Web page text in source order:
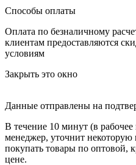
Способы оплаты
Оплата по безналичному
клиентам предоставляются
условиям
Закрыть это окно
Данные отправлены на
В течение 10 минут (в
менеджер, уточнит
покупать товары по оптовой,
цене.